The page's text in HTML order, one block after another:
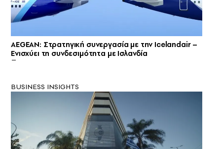
AEGEAN: Στρατηγική συνεργασία με την Icelandair –
Ενισχύει τη συνδεσιμότητα με Ισλανδία
BUSINESS INSIGHTS